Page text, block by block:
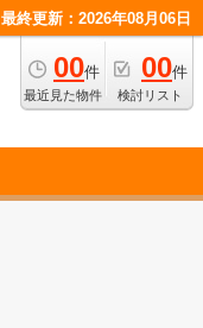
最終更新：2026年08月06日
00件
最近見た物件
00件
検討リスト